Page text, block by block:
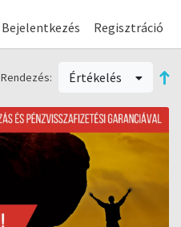
Bejelentkezés Regisztráció
Rendezés: Értékelés